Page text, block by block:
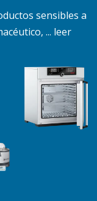
sensibles a
... leer